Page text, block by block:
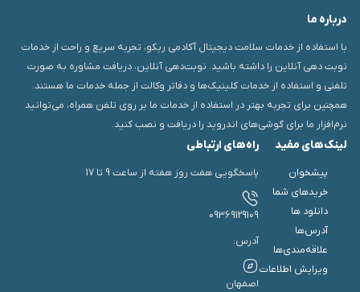
درباره ما
با استفاده از خدمات سلامت دیجیتال آکادمی ریکو، تجربه سریع و راحت از خدمات
نوبت دهی آنلاین را داشته باشید. نوبت‌دهی آنلاین، دریافت مشاوره به صورت
تلفنی و استفاده از خدمات کلینیک‌ها و دفاتر وکالت از جمله خدمات ما هستند.
همچنین برای تجربه بهتر در استفاده از خدمات ما بر روی تلفن همراه، می‌توانید
نرم‌افزار ما برای گوشی‌های اندروید را دریافت و نصب کنید.
لینک‌های مفید
پیشخوان
خریدهای شما
دانلود ها
آدرس‌ها
علاقه‌مندی‌ها
ویرایش اطلاعات
راه‌های ارتباطی
پاسخگویی هفت روز هفته از ساعت 9 تا 17
09369129109
آدرس:
اصفهان